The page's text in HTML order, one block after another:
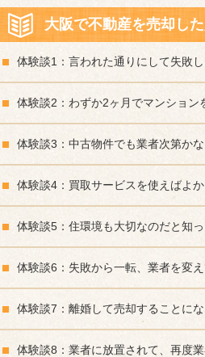
大阪で不動産を売却し
体験談1：言われた通りにして失敗
体験談2：わずか2ヶ月でマンション
体験談3：中古物件でも業者次第かな
体験談4：買取サービスを使えばよ
体験談5：住環境も大切なのだと知っ
体験談6：失敗から一転、業者を変
体験談7：離婚して売却することに
体験談8：業者に放置されて、再度